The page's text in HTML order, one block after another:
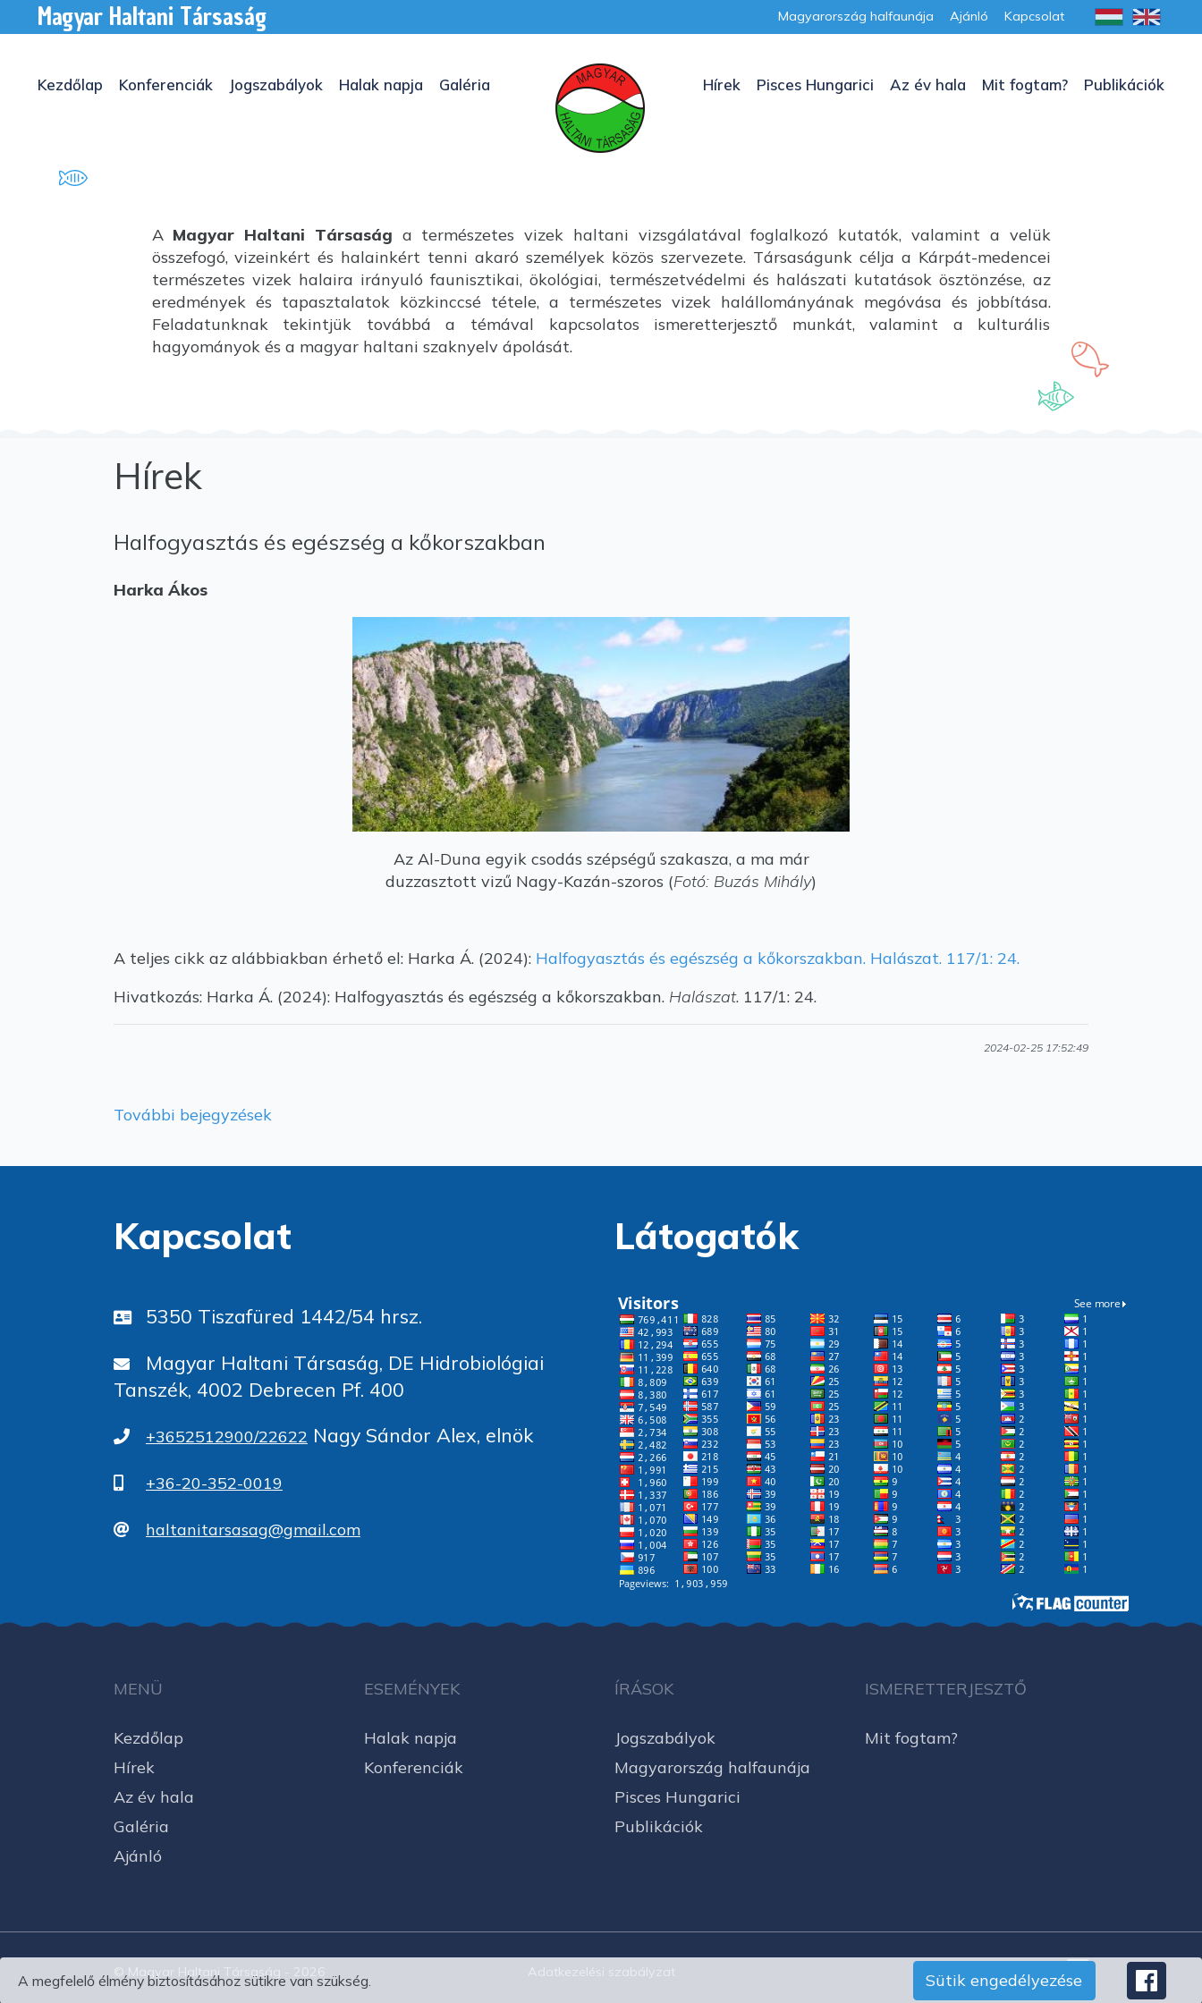
Magyar Haltani Társaság Magyarország halfaunája Ajánló Kapcsolat
Kezdőlap Konferenciák Jogszabályok Halak napja Galéria Hírek Pisces Hungarici Az év hala Mit fogtam? Publikációk
A Magyar Haltani Társaság a természetes vizek haltani vizsgálatával foglalkozó kutatók, valamint a velük
összefogó, vizeinkért és halainkért tenni akaró személyek közös szervezete. Társaságunk célja a Kárpát-medencei
természetes vizek halaira irányuló faunisztikai, ökológiai, természetvédelmi és halászati kutatások ösztönzése, az
eredmények és tapasztalatok közkinccsé tétele, a természetes vizek halállományának megóvása és jobbítása.
Feladatunknak tekintjük továbbá a témával kapcsolatos ismeretterjesztő munkát, valamint a kulturális
hagyományok és a magyar haltani szaknyelv ápolását.
Hírek
Halfogyasztás és egészség a kőkorszakban
Harka Ákos
Az Al-Duna egyik csodás szépségű szakasza, a ma már
duzzasztott vizű Nagy-Kazán-szoros (Fotó: Buzás Mihály)
A teljes cikk az alábbiakban érhető el: Harka Á. (2024): Halfogyasztás és egészség a kőkorszakban. Halászat. 117/1: 24.
Hivatkozás: Harka Á. (2024): Halfogyasztás és egészség a kőkorszakban. Halászat. 117/1: 24.
2024-02-25 17:52:49
További bejegyzések
Kapcsolat
5350 Tiszafüred 1442/54 hrsz.
Magyar Haltani Társaság, DE Hidrobiológiai
Tanszék, 4002 Debrecen Pf. 400
+3652512900/22622 Nagy Sándor Alex, elnök
+36-20-352-0019
haltanitarsasag@gmail.com
Látogatók
MENÜ
Kezdőlap
Hírek
Az év hala
Galéria
Ajánló
ESEMÉNYEK
Halak napja
Konferenciák
ÍRÁSOK
Jogszabályok
Magyarország halfaunája
Pisces Hungarici
Publikációk
ISMERETTERJESZTŐ
Mit fogtam?
© Magyar Haltani Társaság - 2026 Adatkezelési szabályzat
A megfelelő élmény biztosításához sütikre van szükség. Sütik engedélyezése